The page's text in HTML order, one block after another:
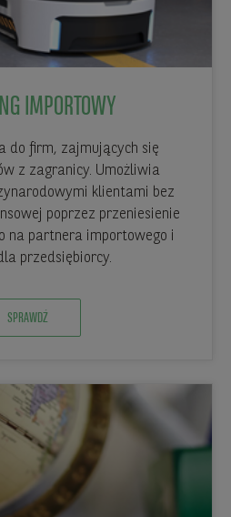
IMPORTOWY
do firm, zajmujących się
z zagranicy. Umożliwia
klientami bez
poprzez przeniesienie
na partnera importowego i
przedsiębiorcy.
SPRAWDŹ